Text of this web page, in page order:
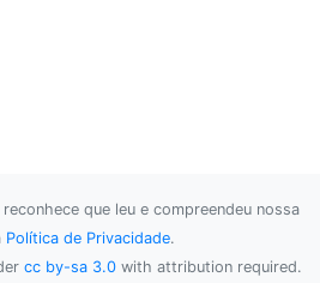
que leu e compreendeu nossa
Política de Privacidade.
cc by-sa 3.0 with attribution required.